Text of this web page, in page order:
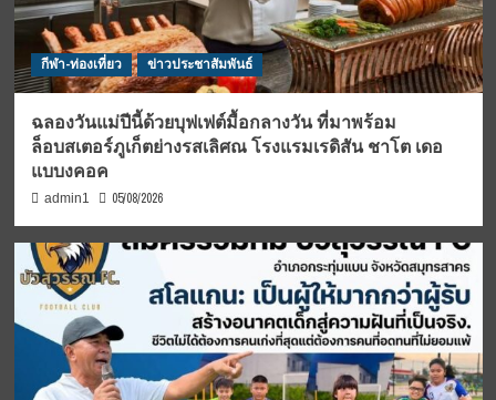
กีฬา-ท่องเที่ยว ข่าวประชาสัมพันธ์
ฉลองวันแม่ปีนี้ด้วยบุฟเฟต์มื้อกลางวัน ที่มาพร้อม
ล็อบสเตอร์ภูเก็ตย่างรสเลิศณ โรงแรมเรดิสัน ชาโต เดอ
แบบงคอค
admin1 05/08/2026